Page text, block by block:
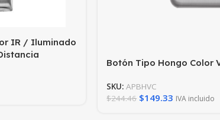
IR / Iluminado
Botón Tipo Hongo Color
SKU:APBHVC
$244.46 $149.33 IVA incluido